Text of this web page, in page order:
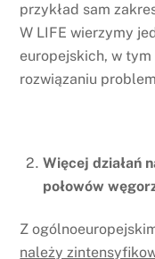
przykład sam
W LIFE wierzymy
europejskich, w
rozwiązaniu
Więcej działań
połowów
Z
należy